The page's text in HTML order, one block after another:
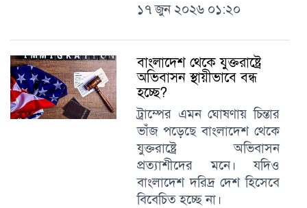
১৭ জুন ২০২৬ ০১:২০
বাংলাদেশ থেকে যুক্তরাষ্ট্রে
অভিবাসন স্থায়ীভাবে বন্ধ
হচ্ছে?
ট্রাম্পের এমন ঘোষণায় চিন্তার
ভাঁজ পড়েছে বাংলাদেশ থেকে
যুক্তরাষ্ট্রে অভিবাসন
প্রত্যাশীদের মনে। যদিও
বাংলাদেশ দরিদ্র দেশ হিসেবে
বিবেচিত হচ্ছে না।